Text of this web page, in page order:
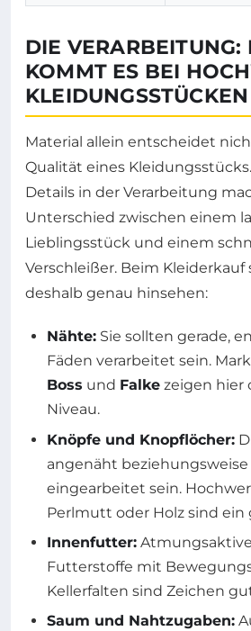
DIE VERARBEITUNG:
KOMMT ES BEI
Material allein entscheidet
Qualität eines
Details in der Verarbeitung
Unterschied zwischen einem
Lieblingsstück und einem
Verschleißer. Beim Kleiderkauf
deshalb genau hinsehen:
Nähte: Sie sollten gerade,
Fäden verarbeitet sein.
Boss und Falke zeigen hier
Niveau.
Knöpfe und Knopflöcher:
angenäht beziehungsweise
eingearbeitet sein.
Perlmutt oder Holz sind ein
Innenfutter:
Futterstoffe mit
Kellerfalten sind Zeichen
Saum und Nahtzugaben: